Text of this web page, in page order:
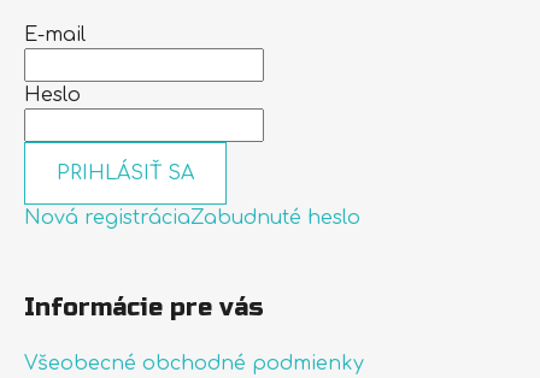
E-mail
Heslo
PRIHLÁSIŤ SA
Nová registráciaZabudnuté heslo
Informácie pre vás
Všeobecné obchodné podmienky